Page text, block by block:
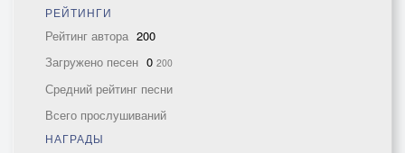
РЕЙТИНГИ
Рейтинг автора 200
Загружено песен 0 200
Средний рейтинг песни
Всего прослушиваний
НАГРАДЫ